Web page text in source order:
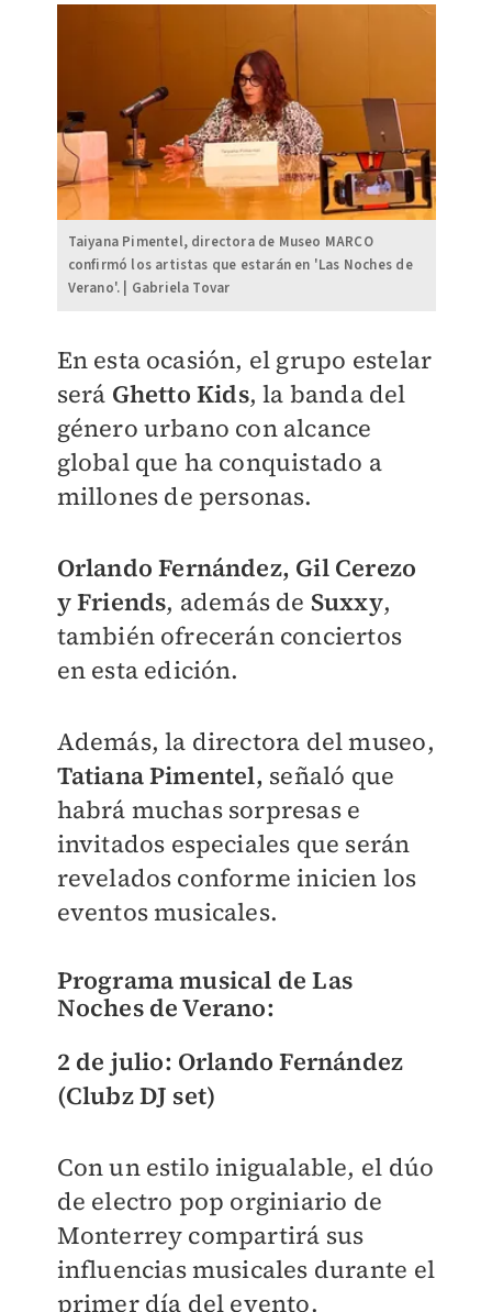
Taiyana Pimentel, directora de Museo MARCO
confirmó los artistas que estarán en 'Las Noches de
Verano'. | Gabriela Tovar
En esta ocasión, el grupo estelar
será Ghetto Kids, la banda del
género urbano con alcance
global que ha conquistado a
millones de personas.
Orlando Fernández, Gil Cerezo
y Friends, además de Suxxy,
también ofrecerán conciertos
en esta edición.
Además, la directora del museo,
Tatiana Pimentel, señaló que
habrá muchas sorpresas e
invitados especiales que serán
revelados conforme inicien los
eventos musicales.
Programa musical de Las
Noches de Verano:
2 de julio: Orlando Fernández
(Clubz DJ set)
Con un estilo inigualable, el dúo
de electro pop orginiario de
Monterrey compartirá sus
influencias musicales durante el
primer día del evento.